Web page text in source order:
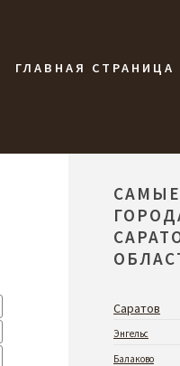
ГЛАВНАЯ СТРАНИЦА
Саратов
Энгельс
Балаково